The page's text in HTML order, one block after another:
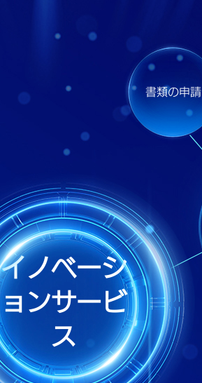
イノベーシ
ョンサービ
ス
書類の申請